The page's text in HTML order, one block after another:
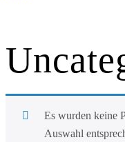
Es wurden keine
Auswahl